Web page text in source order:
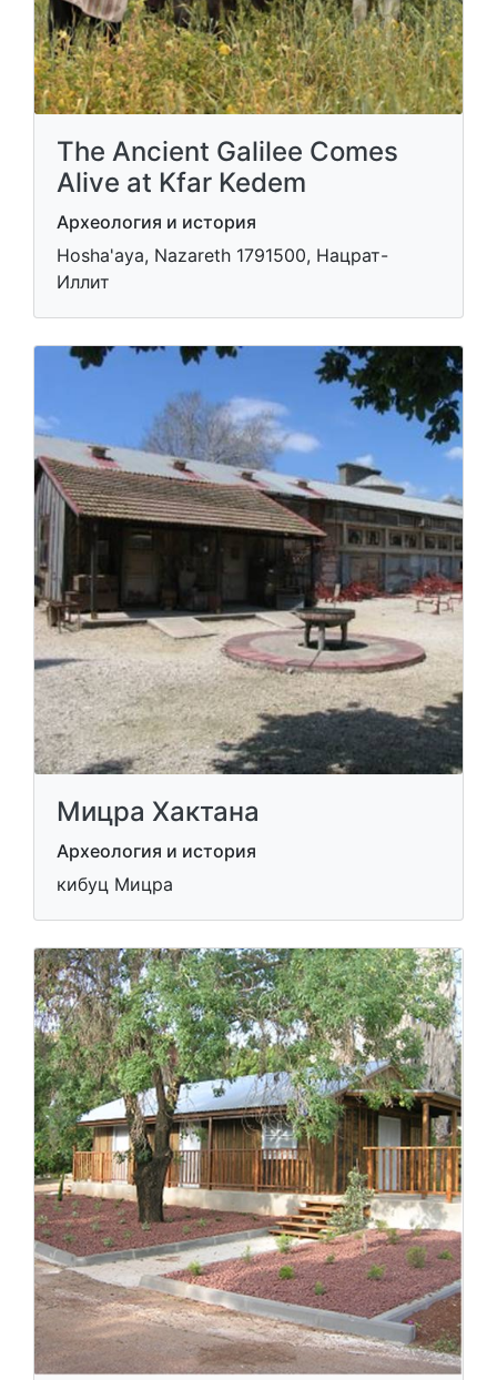
The Ancient Galilee Comes
Alive at Kfar Kedem
Археология и история
Hosha'aya, Nazareth 1791500, Нацрат-
Иллит
Мицра Хактана
Археология и история
кибуц Мицра